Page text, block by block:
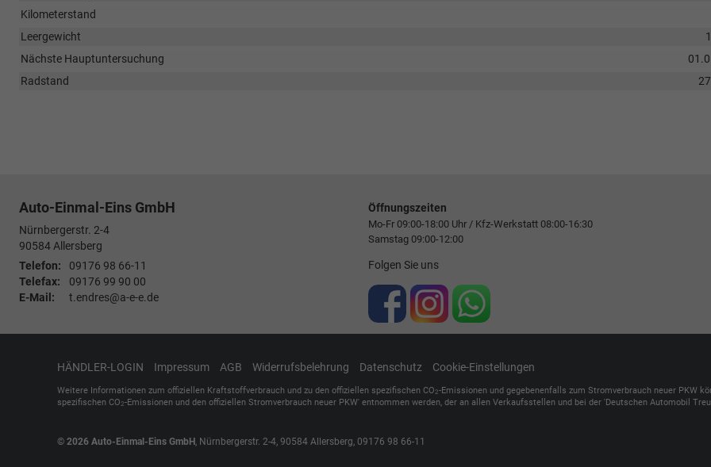
Kilometerstand
Leergewicht
Nächste Hauptuntersuchung
Radstand
Auto-Einmal-Eins GmbH
Nürnbergerstr. 2-4
90584Allersberg
Telefon:
09176 98 66-11
Telefax:
09176 99 90 00
E-Mail:
t.endres@a-e-e.de
Öffnungszeiten
Mo-Fr 09:00-18:00 Uhr / Kfz-Werkstatt 08:00-16:30
Samstag 09:00-12:00
Folgen Sie uns
HÄNDLER-LOGIN Impressum AGB Widerrufsbelehrung Datenschutz Cookie-Einstellungen
Weitere Informationen zum offiziellen Kraftstoffverbrauch und zu den offiziellen spezifischen CO2-Emissionen und gegebenenfalls zum Stromverbrauch neuer PKW
spezifischen CO2-Emissionen und den offiziellen Stromverbrauch neuer PKW' entnommen werden, der an allen Verkaufsstellen und bei der 'Deutschen Automobil
© 2026 Auto-Einmal-Eins GmbH , Nürnbergerstr. 2-4, 90584 Allersberg, 09176 98 66-11